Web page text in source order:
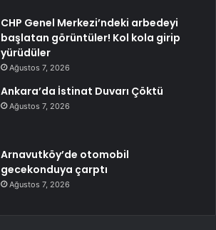
CHP Genel Merkezi’ndeki arbedeyi
başlatan görüntüler! Kol kola girip
yürüdüler
Ağustos 7, 2026
Ankara’da İstinat Duvarı Çöktü
Ağustos 7, 2026
Arnavutköy’de otomobil
gecekonduya çarptı
Ağustos 7, 2026